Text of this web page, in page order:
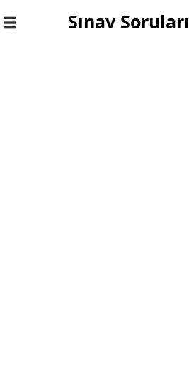
Toggle
Sınav Soruları